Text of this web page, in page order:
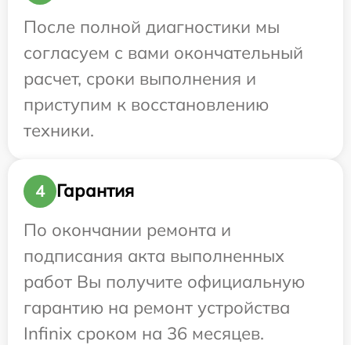
После полной диагностики мы
согласуем с вами окончательный
расчет, сроки выполнения и
приступим к восстановлению
техники.
4
Гарантия
По окончании ремонта и
подписания акта выполненных
работ Вы получите официальную
гарантию на ремонт устройства
Infinix сроком на 36 месяцев.